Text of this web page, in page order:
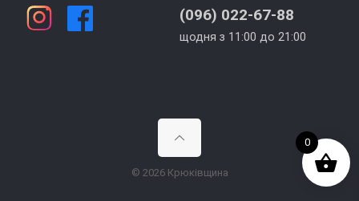
(096) 022-67-88
щодня з 11:00 до 21:00
© 2026 Крюківщина
0